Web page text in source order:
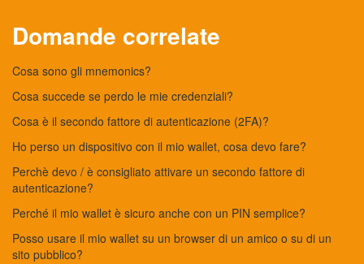
Domande correlate
Cosa sono gli mnemonics?
Cosa succede se perdo le mie credenziali?
Cosa è il secondo fattore di autenticazione (2FA)?
Ho perso un dispositivo con il mio wallet, cosa devo fare?
Perchè devo / è consigliato attivare un secondo fattore di
autenticazione?
Perché il mio wallet è sicuro anche con un PIN semplice?
Posso usare il mio wallet su un browser di un amico o su di un
sito pubblico?